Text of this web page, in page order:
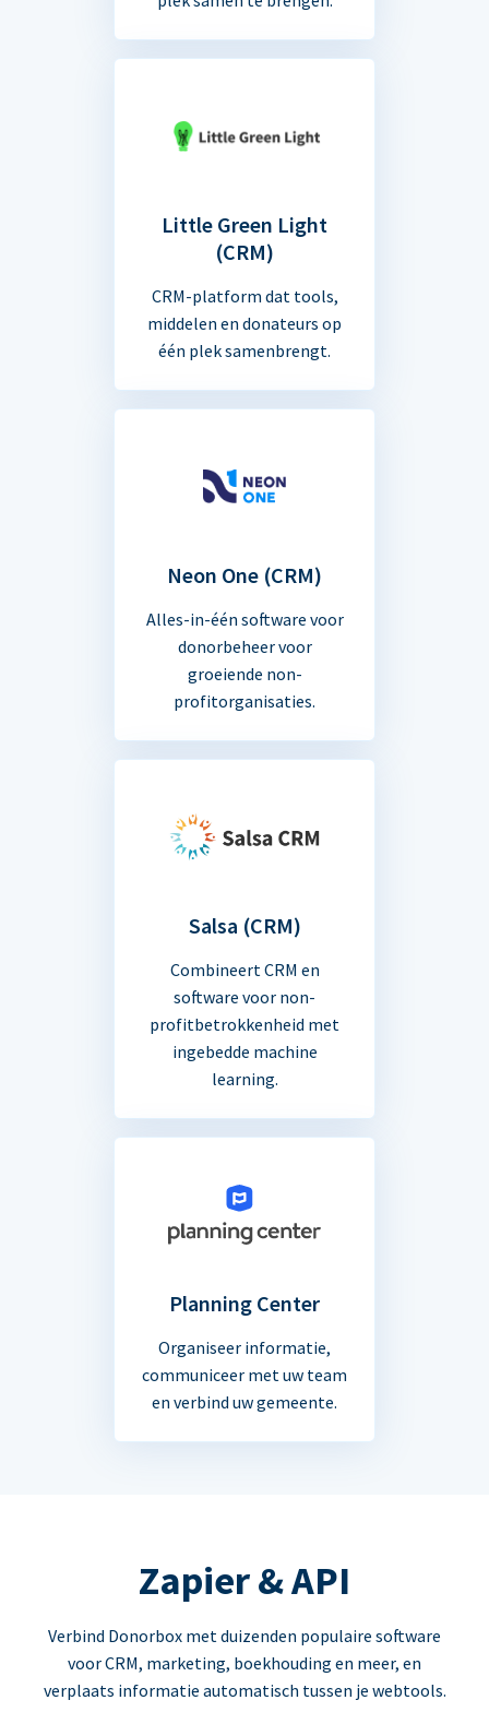
Little Green Light
(CRM)
CRM-platform dat tools,
middelen en donateurs op
één plek samenbrengt.
Neon One (CRM)
Alles-in-één software voor
donorbeheer voor
groeiende non-
profitorganisaties.
Salsa (CRM)
Combineert CRM en
software voor non-
profitbetrokkenheid met
ingebedde machine
learning.
Planning Center
Organiseer informatie,
communiceer met uw team
en verbind uw gemeente.
Zapier & API
Verbind Donorbox met duizenden populaire software
voor CRM, marketing, boekhouding en meer, en
verplaats informatie automatisch tussen je webtools.